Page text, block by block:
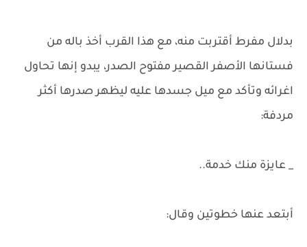
بدلال مفرط أقتربت منه، مع هذا القرب أخذ باله من
فستانها الأصفر القصير مفتوح الصدر، يبدو إنها تحاول
اغرائه وتأكد مع ميل جسدها عليه ليظهر صدرها أكثر
مردفة:
_ عايزة منك خدمة..
أبتعد عنها خطوتين وقال: